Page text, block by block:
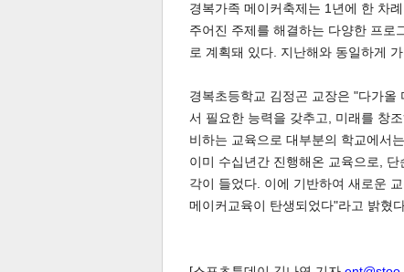
경복가족 메이커축제는 1년에 한 차
주어진 주제를 해결하는 다양한 프로
로 계획돼 있다. 지난해와 동일하게
경복초등학교 김정곤 교장은 "다가올
서 필요한 능력을 갖추고, 미래를 창
비하는 교육으로 대부분의 학교에서
이미 수십년간 진행해온 교육으로,
각이 들었다. 이에 기반하여 새로운
메이커교육이 탄생되었다"라고 밝혔